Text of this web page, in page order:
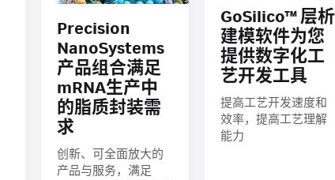
Precision
NanoSystems
产品组合满足
mRNA生产中
的脂质封装需
求
创新、可全面放大的
产品与服务，满足
GoSilico™ 层析
建模软件为您
提供数字化工
艺开发工具
提高工艺开发速度和
效率，提高工艺理解
能力